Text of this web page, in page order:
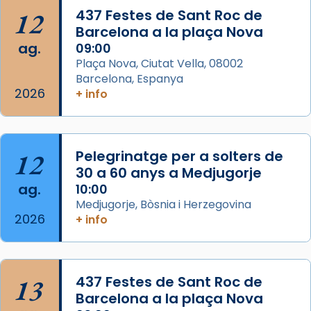
concelebrat el bisbe auxiliar de Barcelona,
Mons. David Abadías.
📸 Dr. G. Simón
Photo
View on Facebook
2 weeks ago
Memòria de les santes Juliana i
Semproniana, verges i màrtirs.
Acompanyant la història de sant Cugat, a
partir de l’Edat Mitjana sorgeix la tradició
que les santes Juliana (“relatiu a Júlia”) i
Semproniana (“relatiu a Semprònia =
eterna”) són deixebles seves. I l’any 1667, el
frare Joan Gaspar Roig, afirma en una obra
12
ag.
2026
437 Festes de Sant Roc de
Barcelona a la plaça Nova
09:00
Plaça Nova, Ciutat Vella, 08002
Barcelona, Espanya
+ info
12
ag.
2026
Pelegrinatge per a solters de
30 a 60 anys a Medjugorje
10:00
Medjugorje, Bòsnia i Herzegovina
+ info
13
437 Festes de Sant Roc de
Barcelona a la plaça Nova